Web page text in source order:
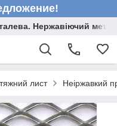
Нержавіючий
лист Неіржавкий